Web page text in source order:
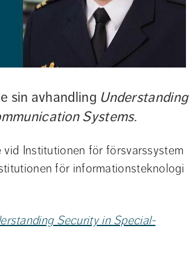
sin avhandling Understanding
Systems.
Institutionen för försvarssystem
för informationsteknologi
Security in Special-